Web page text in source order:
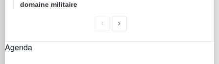
domaine militaire
Agenda